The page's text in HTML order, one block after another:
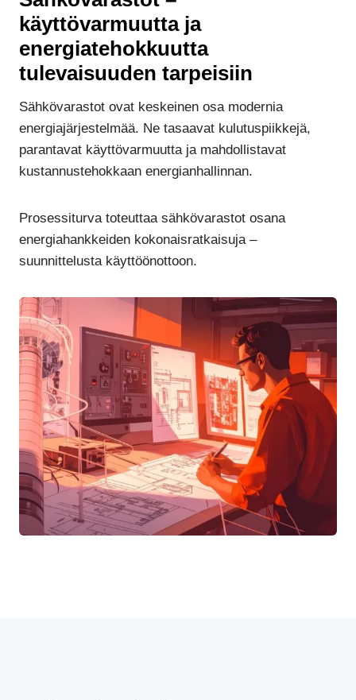
käyttövarmuutta ja
energiatehokkuutta
tulevaisuuden tarpeisiin
Sähkövarastot ovat keskeinen osa modernia
energiajärjestelmää. Ne tasaavat kulutuspiikkejä,
parantavat käyttövarmuutta ja mahdollistavat
kustannustehokkaan energianhallinnan.
Prosessiturva toteuttaa sähkövarastot osana
energiahankkeiden kokonaisratkaisuja –
suunnittelusta käyttöönottoon.